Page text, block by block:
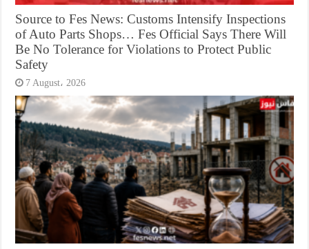
Source to Fes News: Customs Intensify Inspections
of Auto Parts Shops… Fes Official Says There Will
Be No Tolerance for Violations to Protect Public
Safety
7 August، 2026